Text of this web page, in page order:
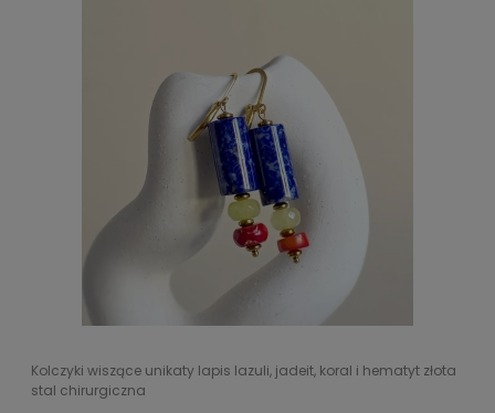
Kolczyki wiszące unikaty lapis lazuli, jadeit, koral i hematyt złota
stal chirurgiczna